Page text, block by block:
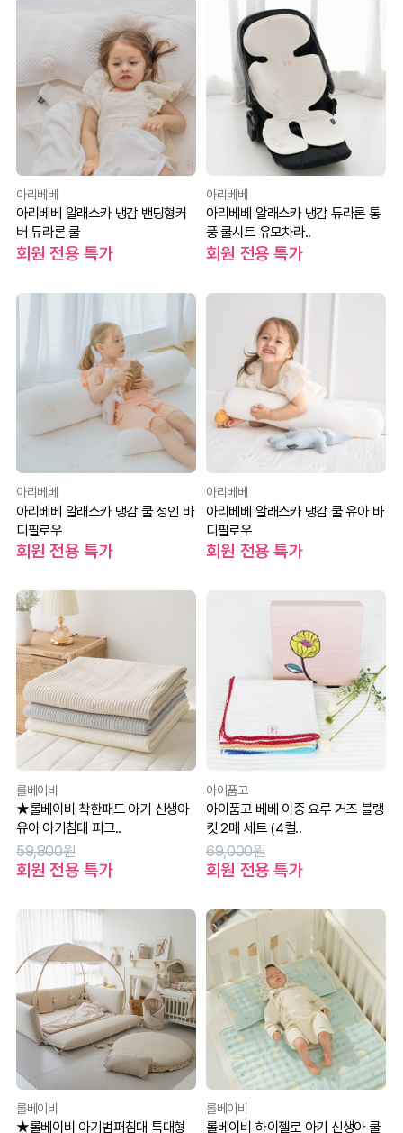
아리베베
아리베베 알래스카 냉감 밴딩형커
버 듀라론 쿨
회원 전용 특가
아리베베
아리베베 알래스카 냉감 듀라론 통
풍 쿨시트 유모차라..
회원 전용 특가
아리베베
아리베베 알래스카 냉감 쿨 성인 바
디필로우
회원 전용 특가
아리베베
아리베베 알래스카 냉감 쿨 유아 바
디필로우
회원 전용 특가
롤베이비
★롤베이비 착한패드 아기 신생아
유아 아기침대 피그..
59,800원
회원 전용 특가
아이품고
아이품고 베베 이중 요루 거즈 블랭
킷 2매 세트 (4컬..
69,000원
회원 전용 특가
롤베이비
★롤베이비 아기범퍼침대 특대형
롤베이비
롤베이비 하이젤로 아기 신생아 쿨